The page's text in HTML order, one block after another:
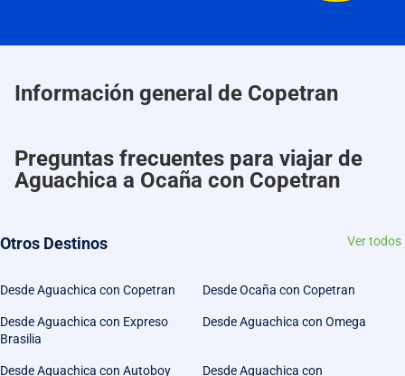
Información general de Copetran
Preguntas frecuentes para viajar de
Aguachica a Ocaña con Copetran
Otros Destinos Ver todos
Desde Aguachica con Copetran Desde Ocaña con Copetran
Desde Aguachica con Expreso
Brasilia
Desde Aguachica con Omega
Desde Aguachica con Autoboy Desde Aguachica con